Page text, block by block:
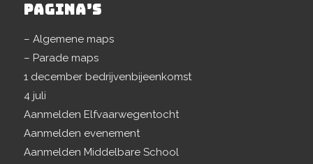
PAGINA’S
– Algemene maps
– Parade maps
1 december bedrijvenbijeenkomst
4 juli
Aanmelden Elfvaarwegentocht
Aanmelden evenement
Aanmelden Middelbare School